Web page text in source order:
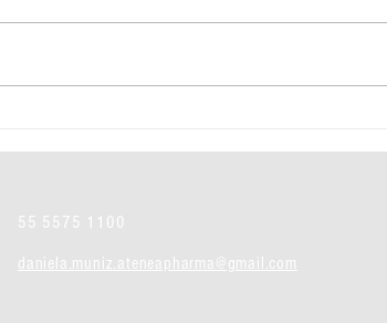
55 5575 1100
daniela.muniz.ateneapharma@gmail.com